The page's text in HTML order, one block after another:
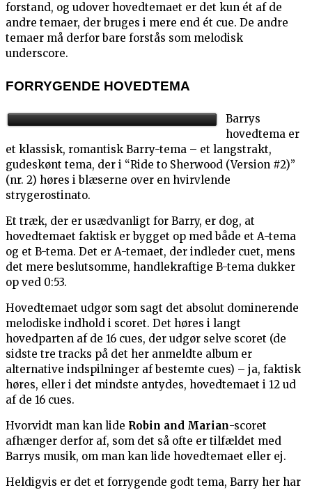
forstand, og udover hovedtemaet er det kun ét af de
andre temaer, der bruges i mere end ét cue. De andre
temaer må derfor bare forstås som melodisk
underscore.
FORRYGENDE HOVEDTEMA
Barrys
hovedtema er
et klassisk, romantisk Barry-tema – et langstrakt,
gudeskønt tema, der i “Ride to Sherwood (Version #2)”
(nr. 2) høres i blæserne over en hvirvlende
strygerostinato.
Et træk, der er usædvanligt for Barry, er dog, at
hovedtemaet faktisk er bygget op med både et A-tema
og et B-tema. Det er A-temaet, der indleder cuet, mens
det mere beslutsomme, handlekraftige B-tema dukker
op ved 0:53.
Hovedtemaet udgør som sagt det absolut dominerende
melodiske indhold i scoret. Det høres i langt
hovedparten af de 16 cues, der udgør selve scoret (de
sidste tre tracks på det her anmeldte album er
alternative indspilninger af bestemte cues) – ja, faktisk
høres, eller i det mindste antydes, hovedtemaet i 12 ud
af de 16 cues.
Hvorvidt man kan lide Robin and Marian-scoret
afhænger derfor af, som det så ofte er tilfældet med
Barrys musik, om man kan lide hovedtemaet eller ej.
Heldigvis er det et forrygende godt tema, Barry her har